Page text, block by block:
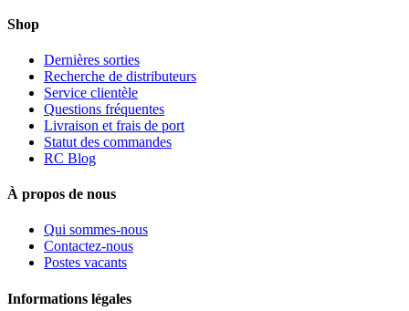
Shop
Dernières sorties
Recherche de distributeurs
Service clientèle
Questions fréquentes
Livraison et frais de port
Statut des commandes
RC Blog
À propos de nous
Qui sommes-nous
Contactez-nous
Postes vacants
Informations légales